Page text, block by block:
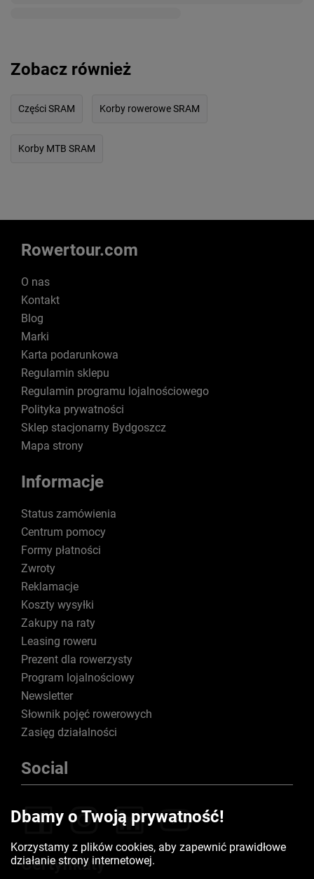
Zobacz również
Części SRAM Korby rowerowe SRAM
Korby MTB SRAM
Rowertour.com
O nas
Kontakt
Blog
Marki
Karta podarunkowa
Regulamin sklepu
Regulamin programu lojalnościowego
Polityka prywatności
Sklep stacjonarny Bydgoszcz
Mapa strony
Informacje
Status zamówienia
Centrum pomocy
Formy płatności
Zwroty
Reklamacje
Koszty wysyłki
Zakupy na raty
Leasing roweru
Prezent dla rowerzysty
Program lojalnościowy
Newsletter
Słownik pojęć rowerowych
Zasięg działalności
Social
Certyfikaty
Dbamy o Twoją prywatność!
Korzystamy z plików cookies, aby zapewnić prawidłowe
działanie strony internetowej.